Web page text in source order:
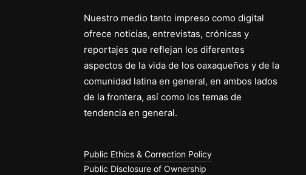
Nuestro medio tanto impreso como digital
ofrece noticias, entrevistas, crónicas y
reportajes que reflejan los diferentes
aspectos de la vida de los oaxaqueños y de la
comunidad latina en general, en ambos lados
de la frontera, así como los temas de
tendencia en general.
Public Ethics & Correction Policy
Public Disclosure of Ownership